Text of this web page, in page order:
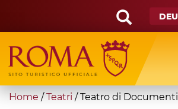
main
content
Search
form
Suche
You
Home / Teatri /Teatro di Documenti